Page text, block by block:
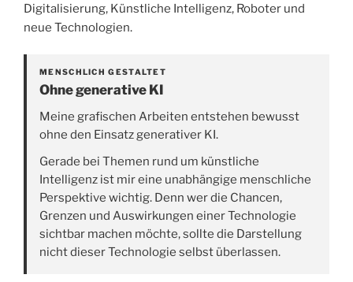
Digitalisierung, Künstliche Intelligenz, Roboter und
neue Technologien.
MENSCHLICH GESTALTET
Ohne generative KI
Meine grafischen Arbeiten entstehen bewusst
ohne den Einsatz generativer KI.
Gerade bei Themen rund um künstliche
Intelligenz ist mir eine unabhängige menschliche
Perspektive wichtig. Denn wer die Chancen,
Grenzen und Auswirkungen einer Technologie
sichtbar machen möchte, sollte die Darstellung
nicht dieser Technologie selbst überlassen.